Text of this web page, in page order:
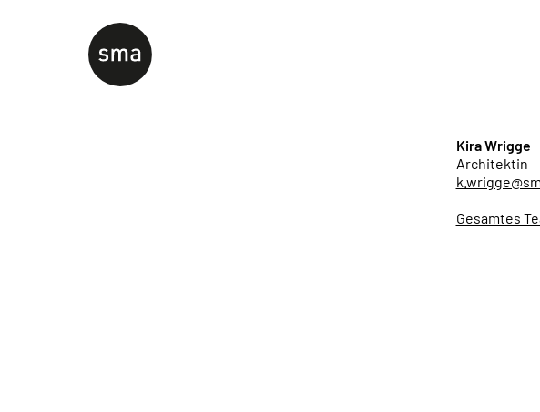
Kira Wrigge
Architektin
Gesamtes